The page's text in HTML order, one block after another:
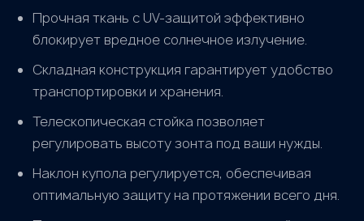
Прочная ткань с UV-защитой эффективно
блокирует вредное солнечное излучение.
Складная конструкция гарантирует удобство
транспортировки и хранения.
Телескопическая стойка позволяет
регулировать высоту зонта под ваши нужды.
Наклон купола регулируется, обеспечивая
оптимальную защиту на протяжении всего дня.